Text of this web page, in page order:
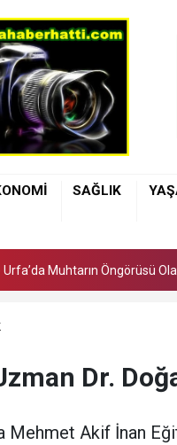
SAĞLIK
- Şanlıurfa Büyükşehir
Muhtarın Öngörüsü
Dr.
Mehmet Akif İnan